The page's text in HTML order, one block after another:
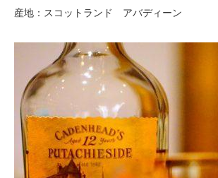
産地：スコットランド アバディーン